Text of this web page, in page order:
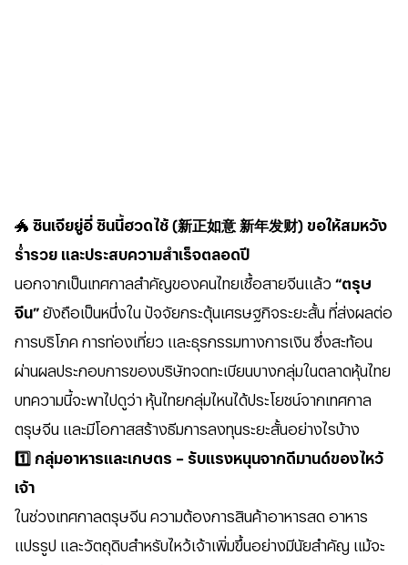
🐲 ซินเจียยู่อี่ ซินนี้ฮวดไช้ (新正如意 新年发财) ขอให้สมหวัง
ร่ำรวย และประสบความสำเร็จตลอดปี
นอกจากเป็นเทศกาลสำคัญของคนไทยเชื้อสายจีนแล้ว “ตรุษ
จีน” ยังถือเป็นหนึ่งใน ปัจจัยกระตุ้นเศรษฐกิจระยะสั้น ที่ส่งผลต่อ
การบริโภค การท่องเที่ยว และธุรกรรมทางการเงิน ซึ่งสะท้อน
ผ่านผลประกอบการของบริษัทจดทะเบียนบางกลุ่มในตลาดหุ้นไทย
บทความนี้จะพาไปดูว่า หุ้นไทยกลุ่มไหนได้ประโยชน์จากเทศกาล
ตรุษจีน และมีโอกาสสร้างธีมการลงทุนระยะสั้นอย่างไรบ้าง
1️⃣ กลุ่มอาหารและเกษตร – รับแรงหนุนจากดีมานด์ของไหว้
เจ้า
ในช่วงเทศกาลตรุษจีน ความต้องการสินค้าอาหารสด อาหาร
แปรรูป และวัตถุดิบสำหรับไหว้เจ้าเพิ่มขึ้นอย่างมีนัยสำคัญ แม้จะ